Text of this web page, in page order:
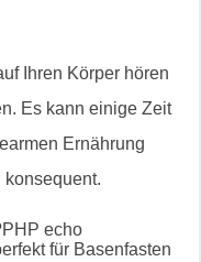
Ihren Körper hören
Es kann einige Zeit
Ernährung